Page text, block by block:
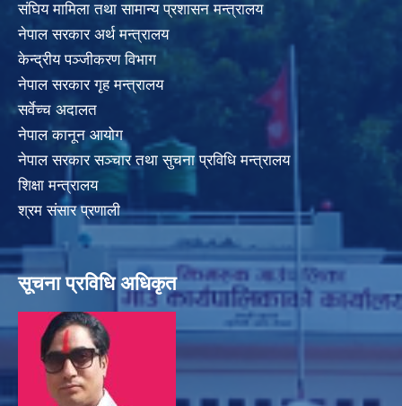
संघिय मामिला तथा सामान्य प्रशासन मन्त्रालय
नेपाल सरकार अर्थ मन्त्रालय
केन्द्रीय पञ्जीकरण विभाग
नेपाल सरकार गृह मन्त्रालय
सर्वेच्च अदालत
नेपाल कानून आयोग
नेपाल सरकार सञ्चार तथा सुचना प्रविधि मन्त्रालय
शिक्षा मन्त्रालय
श्रम संसार प्रणाली
सूचना प्रविधि अधिकृत